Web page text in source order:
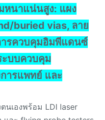
หนาแน่นสูง: แผง
buried vias, ลาย
ารควบคุมอิมพีแดนซ์
ะบบควบคุม
ารแพทย์ และ
นเองพร้อม LDI laser